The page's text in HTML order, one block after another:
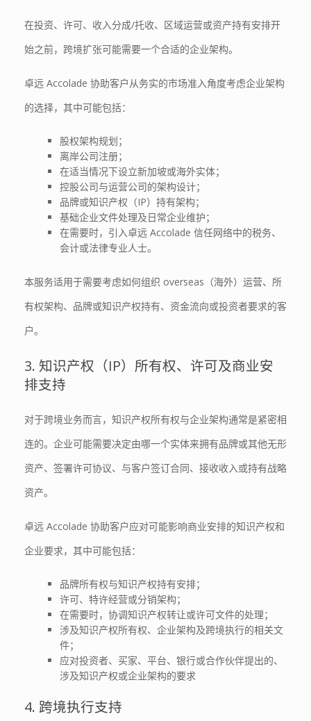
在投资、许可、收入分成/托收、区域运营或资产持有安排开
始之前，跨境扩张可能需要一个合适的企业架构。
卓远 Accolade 协助客户从务实的市场准入角度考虑企业架构
的选择，其中可能包括：
股权架构规划；
离岸公司注册；
在适当情况下设立新加坡或海外实体；
控股公司与运营公司的架构设计；
品牌或知识产权（IP）持有架构；
基础企业文件处理及日常企业维护；
在需要时，引入卓远 Accolade 信任网络中的税务、
会计或法律专业人士。
本服务适用于需要考虑如何组织 overseas（海外）运营、所
有权架构、品牌或知识产权持有、资金流向或投资者要求的客
户。
3. 知识产权（IP）所有权、许可及商业安
排支持
对于跨境业务而言，知识产权所有权与企业架构通常是紧密相
连的。企业可能需要决定由哪一个实体来拥有品牌或其他无形
资产、签署许可协议、与客户签订合同、接收收入或持有战略
资产。
卓远 Accolade 协助客户应对可能影响商业安排的知识产权和
企业要求，其中可能包括：
品牌所有权与知识产权持有安排；
许可、特许经营或分销架构；
在需要时，协调知识产权转让或许可文件的处理；
涉及知识产权所有权、企业架构及跨境执行的相关文
件；
应对投资者、买家、平台、银行或合作伙伴提出的、
涉及知识产权或企业架构的要求
4. 跨境执行支持